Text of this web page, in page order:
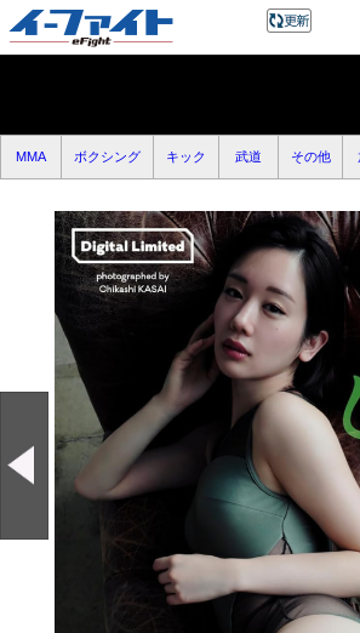
MMA ボクシング キック 武道 その他